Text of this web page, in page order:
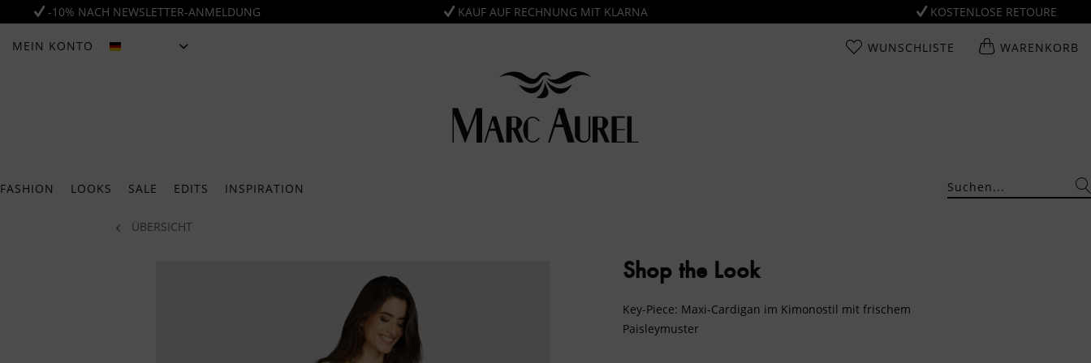
-10% NACH NEWSLETTER-ANMELDUNG KAUF AUF RECHNUNG MIT KLARNA KOSTENLOSE RETOURE
MEIN KONTO WUNSCHLISTE WARENKORB
FASHION LOOKS SALE EDITS INSPIRATION
ÜBERSICHT
Shop the Look
Key-Piece: Maxi-Cardigan im Kimonostil mit frischem
Paisleymuster